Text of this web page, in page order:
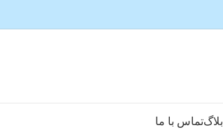
بلاگتماس با ما